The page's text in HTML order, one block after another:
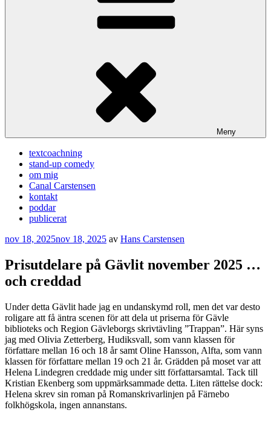
Meny
textcoachning
stand-up comedy
om mig
Canal Carstensen
kontakt
poddar
publicerat
Publicerat
nov 18, 2025nov 18, 2025 av Hans Carstensen
Prisutdelare på Gävlit november 2025 …
och creddad
Under detta Gävlit hade jag en undanskymd roll, men det var desto
roligare att få äntra scenen för att dela ut priserna för Gävle
biblioteks och Region Gävleborgs skrivtävling ”Trappan”. Här syns
jag med Olivia Zetterberg, Hudiksvall, som vann klassen för
författare mellan 16 och 18 år samt Oline Hansson, Alfta, som vann
klassen för författare mellan 19 och 21 år. Grädden på moset var att
Helena Lindegren creddade mig under sitt författarsamtal. Tack till
Kristian Ekenberg som uppmärksammade detta. Liten rättelse dock:
Helena skrev sin roman på Romanskrivarlinjen på Färnebo
folkhögskola, ingen annanstans.